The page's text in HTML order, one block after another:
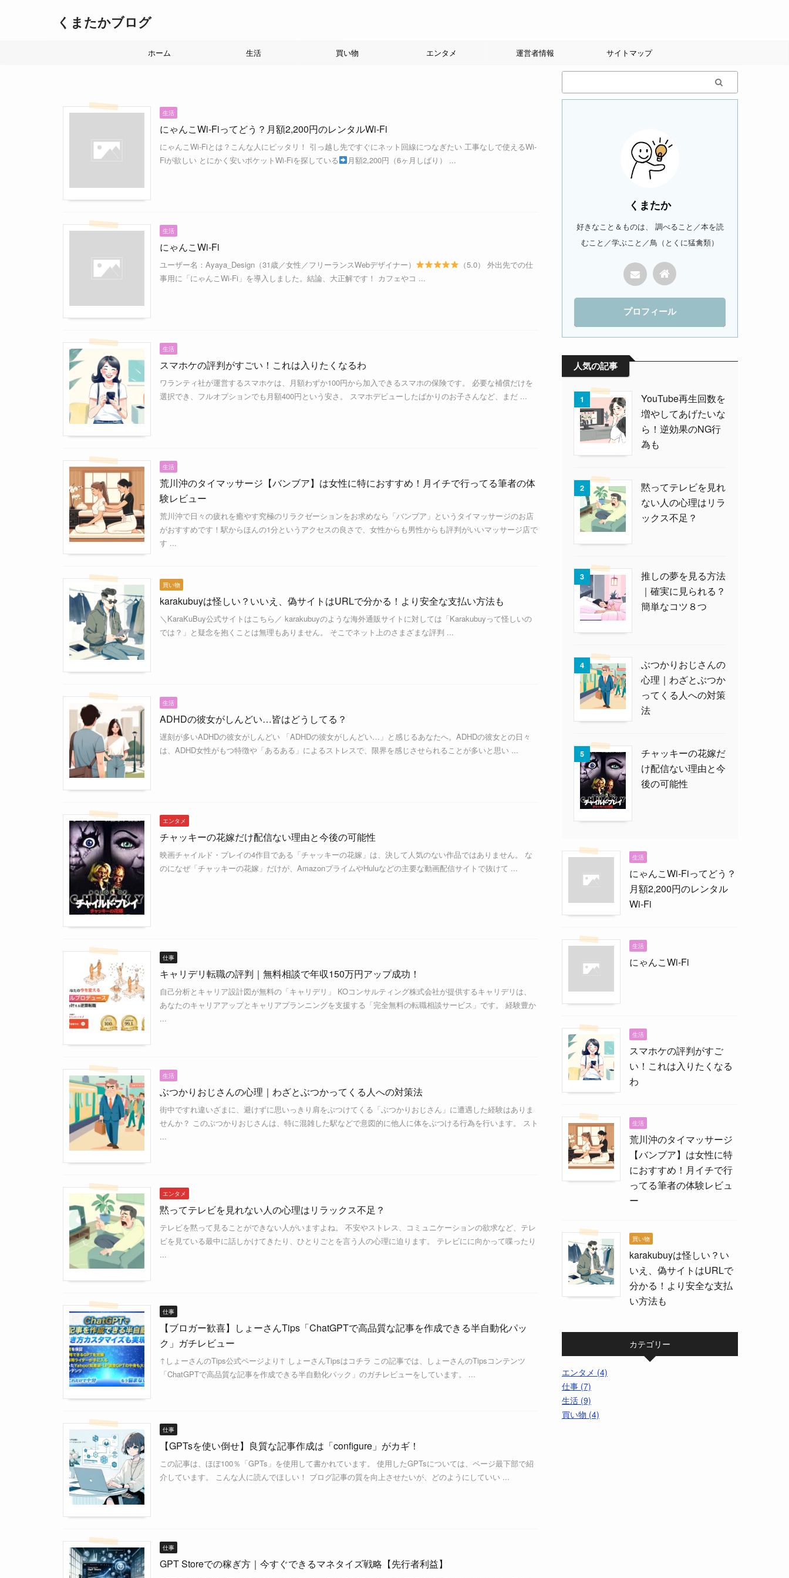
くまたかブログ
ホーム 生活 買い物 エンタメ 運営者情報 サイトマップ
生活
にゃんこWi-Fiってどう？月額2,200円のレンタルWi-Fi
にゃんこWi-Fiとは？こんな人にピッタリ！ 引っ越し先ですぐにネット回線につなぎたい 工事なしで使えるWi-
Fiが欲しい とにかく安いポケットWi-Fiを探している
月額2,200円（6ヶ月しばり） ...
生活
にゃんこWi-Fi
ユーザー名：Ayaya_Design（31歳／女性／フリーランスWebデザイナー）
（5.0） 外出先での仕
事用に「にゃんこWi-Fi」を導入しました。結論、大正解です！ カフェやコ ...
生活
スマホケの評判がすごい！これは入りたくなるわ
ワランティ社が運営するスマホケは、月額わずか100円から加入できるスマホの保険です。 必要な補償だけを
選択でき、フルオプションでも月額400円という安さ。 スマホデビューしたばかりのお子さんなど、まだ ...
生活
荒川沖のタイマッサージ【バンブア】は女性に特におすすめ！月イチで行ってる筆者の体
験レビュー
荒川沖で日々の疲れを癒やす究極のリラクゼーションをお求めなら「バンブア」というタイマッサージのお店
がおすすめです！駅からほんの1分というアクセスの良さで、女性からも男性からも評判がいいマッサージ店で
す ...
買い物
karakubuyは怪しい？いいえ、偽サイトはURLで分かる！より安全な支払い方法も
＼KaraKuBuy公式サイトはこちら／ karakubuyのような海外通販サイトに対しては「Karakubuyって怪しいの
では？」と疑念を抱くことは無理もありません。 そこでネット上のさまざまな評判 ...
生活
ADHDの彼女がしんどい…皆はどうしてる？
遅刻が多いADHDの彼女がしんどい 「ADHDの彼女がしんどい…」と感じるあなたへ。ADHDの彼女との日々
は、ADHD女性がもつ特徴や「あるある」によるストレスで、限界を感じさせられることが多いと思い ...
エンタメ
チャッキーの花嫁だけ配信ない理由と今後の可能性
映画チャイルド・プレイの4作目である「チャッキーの花嫁」は、決して人気のない作品ではありません。 な
のになぜ「チャッキーの花嫁」だけが、AmazonプライムやHuluなどの主要な動画配信サイトで抜けて ...
仕事
キャリデリ転職の評判｜無料相談で年収150万円アップ成功！
自己分析とキャリア設計図が無料の「キャリデリ」 KOコンサルティング株式会社が提供するキャリデリは、
あなたのキャリアアップとキャリアプランニングを支援する「完全無料の転職相談サービス」です。 経験豊か
...
生活
ぶつかりおじさんの心理｜わざとぶつかってくる人への対策法
街中ですれ違いざまに、避けずに思いっきり肩をぶつけてくる「ぶつかりおじさん」に遭遇した経験はありま
せんか？ このぶつかりおじさんは、特に混雑した駅などで意図的に他人に体をぶつける行為を行います。 スト
...
エンタメ
黙ってテレビを見れない人の心理はリラックス不足？
テレビを黙って見ることができない人がいますよね。 不安やストレス、コミュニケーションの欲求など、テレ
ビを見ている最中に話しかけてきたり、ひとりごとを言う人の心理に迫ります。 テレビにに向かって喋ったり
...
仕事
【ブロガー歓喜】しょーさんTips「ChatGPTで高品質な記事を作成できる半自動化パッ
ク」ガチレビュー
↑しょーさんのTips公式ページより↑ しょーさんTipsはコチラ この記事では、しょーさんのTipsコンテンツ
「ChatGPTで高品質な記事を作成できる半自動化パック」のガチレビューをしています。 ...
仕事
【GPTsを使い倒せ】良質な記事作成は「configure」がカギ！
この記事は、ほぼ100％「GPTs」を使用して書かれています。 使用したGPTsについては、ページ最下部で紹
介しています。 こんな人に読んでほしい！ ブログ記事の質を向上させたいが、どのようにしていい ...
仕事
GPT Storeでの稼ぎ方｜今すぐできるマネタイズ戦略【先行者利益】
くまたか
好きなこと＆ものは、 調べること／本を読
むこと／学ぶこと／鳥（とくに猛禽類）
プロフィール
人気の記事
1
YouTube再生回数を
増やしてあげたいな
ら！逆効果のNG行
為も
2
黙ってテレビを見れ
ない人の心理はリラ
ックス不足？
3
推しの夢を見る方法
｜確実に見られる？
簡単なコツ８つ
4
ぶつかりおじさんの
心理｜わざとぶつか
ってくる人への対策
法
5
チャッキーの花嫁だ
け配信ない理由と今
後の可能性
生活
にゃんこWi-Fiってどう？
月額2,200円のレンタル
Wi-Fi
生活
にゃんこWi-Fi
生活
スマホケの評判がすご
い！これは入りたくなる
わ
生活
荒川沖のタイマッサージ
【バンブア】は女性に特
におすすめ！月イチで行
ってる筆者の体験レビュ
ー
買い物
karakubuyは怪しい？い
いえ、偽サイトはURLで
分かる！より安全な支払
い方法も
カテゴリー
エンタメ (4)
仕事 (7)
生活 (9)
買い物 (4)